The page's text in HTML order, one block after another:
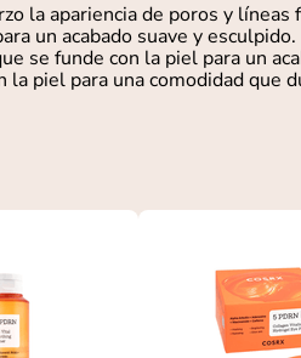
la apariencia de poros y líneas
un acabado suave y esculpido.
se funde con la piel para un
la piel para una comodidad que